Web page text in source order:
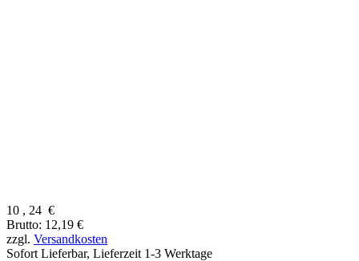
10 , 24 €
Brutto: 12,19 €
zzgl. Versandkosten
Sofort Lieferbar, Lieferzeit 1-3 Werktage